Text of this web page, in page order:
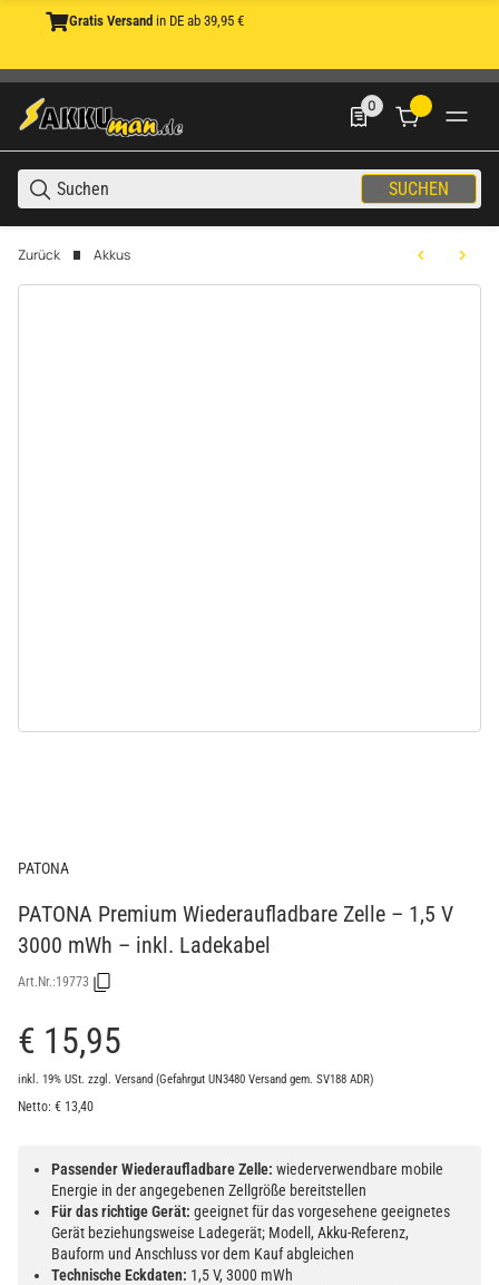
Gratis Versand in DE ab 39,95 €
SUCHEN
0
0 Produkte in der
Zurück Akkus
PATONA
PATONA Premium Wiederaufladbare Zelle – 1,5 V
3000 mWh – inkl. Ladekabel
Art.Nr.:19773
€ 15,95
inkl. 19% USt. zzgl. Versand (Gefahrgut UN3480 Versand gem. SV188 ADR)
Netto: € 13,40
Passender Wiederaufladbare Zelle: wiederverwendbare mobile
Energie in der angegebenen Zellgröße bereitstellen
Für das richtige Gerät: geeignet für das vorgesehene geeignetes
Gerät beziehungsweise Ladegerät; Modell, Akku-Referenz,
Bauform und Anschluss vor dem Kauf abgleichen
Technische Eckdaten: 1,5 V, 3000 mWh